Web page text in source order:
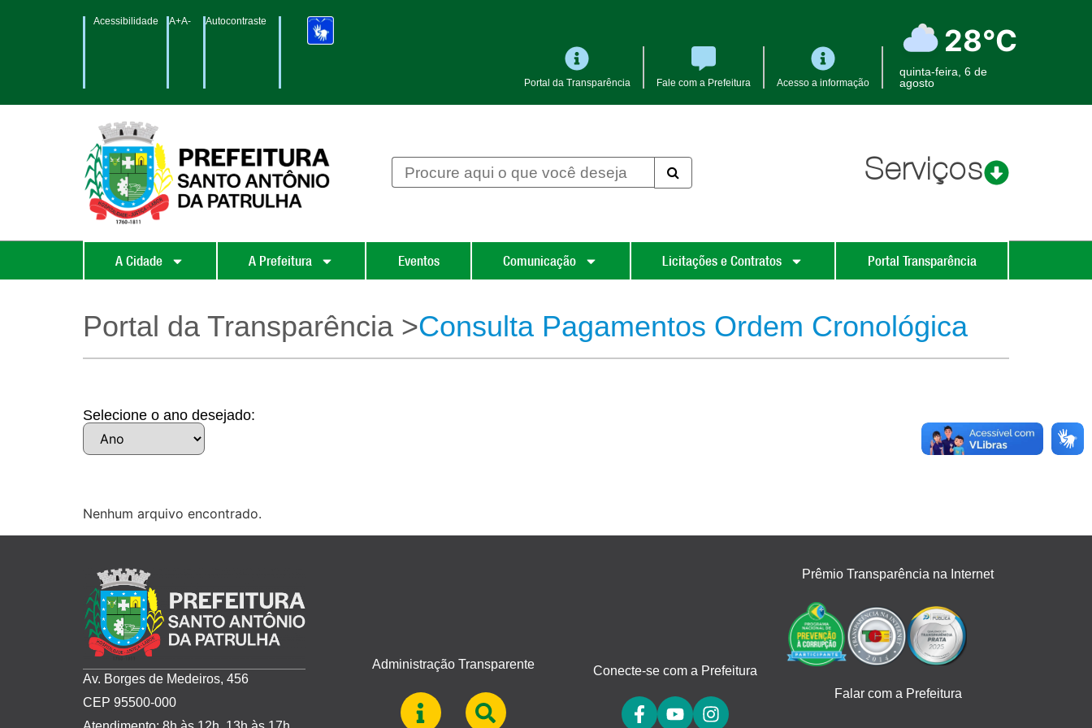
Acessibilidade A+A- Autocontraste
Portal da Transparência Fale com a Prefeitura Acesso a informação
28°C
quinta-feira, 6 de
agosto
Serviços
A Cidade A Prefeitura Eventos Comunicação Licitações e Contratos Portal Transparência
Portal da Transparência >Consulta Pagamentos Ordem Cronológica
Selecione o ano desejado:
Nenhum arquivo encontrado.
Av. Borges de Medeiros, 456
CEP 95500-000
Administração Transparente Conecte-se com a Prefeitura
Prêmio Transparência na Internet
Falar com a Prefeitura